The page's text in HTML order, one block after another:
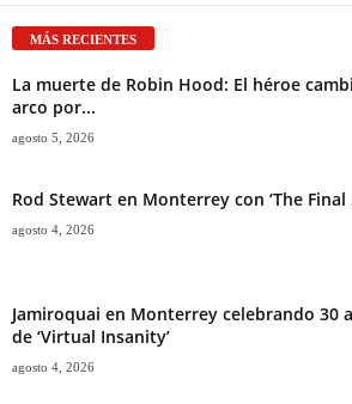
MÁS RECIENTES
La muerte de Robin Hood: El héroe
arco por...
agosto 5, 2026
Rod Stewart en Monterrey con ‘The Final
agosto 4, 2026
Jamiroquai en Monterrey celebrando 30
de ‘Virtual Insanity’
agosto 4, 2026